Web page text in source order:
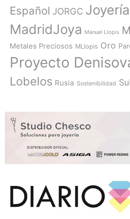
Español JORGC Joyería
MadridJoya Manuel Llopis
Metales Preciosos MLlopis Oro
Proyecto
Lobelos Rusia Sostenibilidad